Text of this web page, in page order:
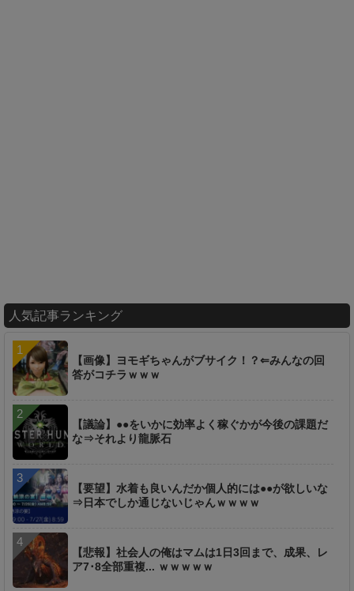
人気記事ランキング
【画像】ヨモギちゃんがブサイク！？⇐みんなの回
答がコチラｗｗｗ
【議論】●●をいかに効率よく稼ぐかが今後の課題だ
な⇒それより龍脈石
【要望】水着も良いんだか個人的には●●が欲しいな
⇒日本でしか通じないじゃんｗｗｗｗ
【悲報】社会人の俺はマムは1日3回まで、成果、レ
ア7･8全部重複... ｗｗｗｗｗ